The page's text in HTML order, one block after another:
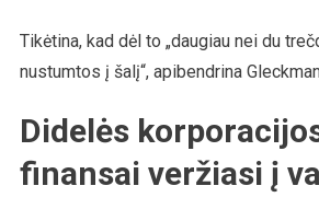
Tikėtina, kad dėl to „daugiau nei du
nustumtos į šalį“, apibendrina
Didelės
finansai veržiasi į